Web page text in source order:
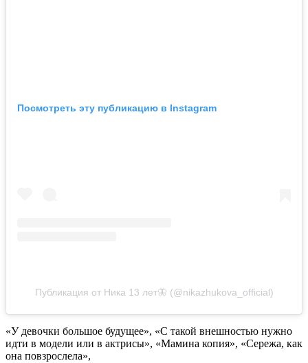
Посмотреть эту публикацию в Instagram
Публикация от Ника 13 лет🦋 (@nikazhukova_official)
«У девочки большое будущее», «С такой внешностью нужно
идти в модели или в актрисы», «Мамина копия», «Сережа, как
она повзрослела»,